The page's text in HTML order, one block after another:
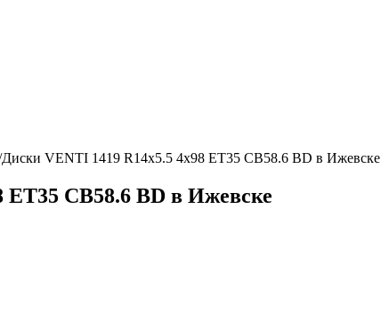
Диски VENTI 1419 R14x5.5 4x98 ET35 CB58.6 BD в Ижевске
CB58.6 BD в Ижевске